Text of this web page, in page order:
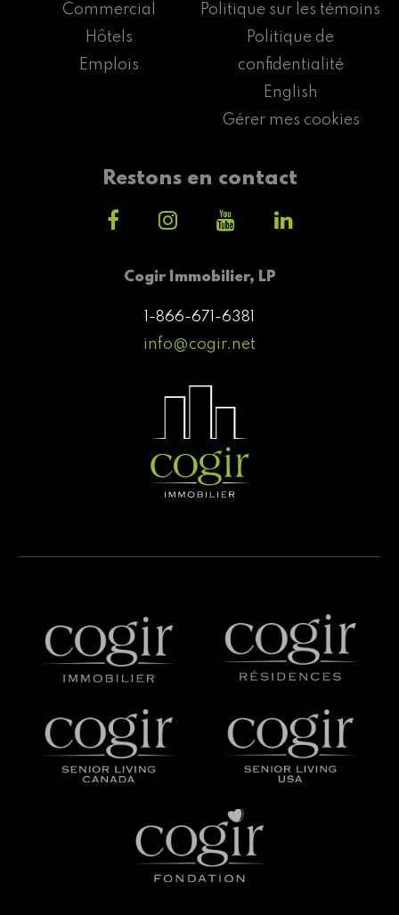
Cogir Immobilier, LP
1-866-671-6381
info@cogir.net
Commercial
Hôtels
Emplois
Politique sur les témoins
Politique de
confidentialité
English
Gérer mes cookies
Restons en contact